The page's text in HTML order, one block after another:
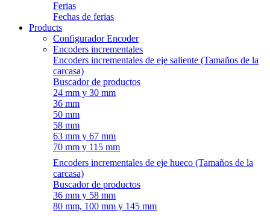
Ferias
Fechas de ferias
Products
Configurador Encoder
Encoders incrementales
Encoders incrementales de eje saliente (Tamaños de la
carcasa)
Buscador de productos
24 mm y 30 mm
36 mm
50 mm
58 mm
63 mm y 67 mm
70 mm y 115 mm
Encoders incrementales de eje hueco (Tamaños de la
carcasa)
Buscador de productos
36 mm y 58 mm
80 mm, 100 mm y 145 mm